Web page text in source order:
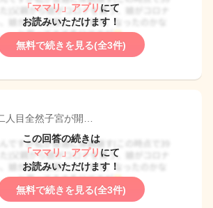
「ママリ」アプリ にて
お読みいただけます！
無料で続きを見る(全3件)
人目全然子宮が開…
この回答の続きは
「ママリ」アプリ にて
お読みいただけます！
無料で続きを見る(全3件)